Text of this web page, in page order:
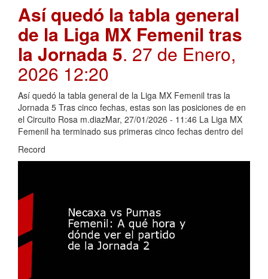
Así quedó la tabla general
de la Liga MX Femenil tras
la Jornada 5. 27 de Enero,
2026 12:20
Así quedó la tabla general de la Liga MX Femenil tras la
Jornada 5 Tras cinco fechas, estas son las posiciones de en
el Circuito Rosa m.diazMar, 27/01/2026 - 11:46 La Liga MX
Femenil ha terminado sus primeras cinco fechas dentro del
Record